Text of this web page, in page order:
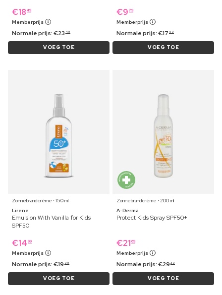
€18 49
Memberprijs
Normale prijs:€23 49
VOEG TOE
€9 79
Memberprijs
Normale prijs:€17 99
VOEG TOE
Zonnebrandcrème ⋅ 150 ml
Lirene
Emulsion With Vanilla for Kids
SPF50
€14 99
Memberprijs
Normale prijs:€19 99
VOEG TOE
Zonnebrandcrème ⋅ 200 ml
A-Derma
Protect Kids Spray SPF50+
€21 69
Memberprijs
Normale prijs:€29 39
VOEG TOE